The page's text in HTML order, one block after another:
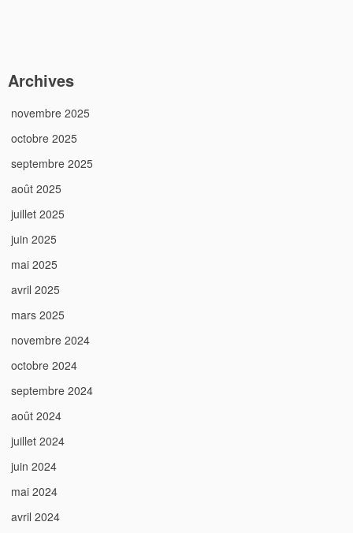
Archives
novembre 2025
octobre 2025
septembre 2025
août 2025
juillet 2025
juin 2025
mai 2025
avril 2025
mars 2025
novembre 2024
octobre 2024
septembre 2024
août 2024
juillet 2024
juin 2024
mai 2024
avril 2024